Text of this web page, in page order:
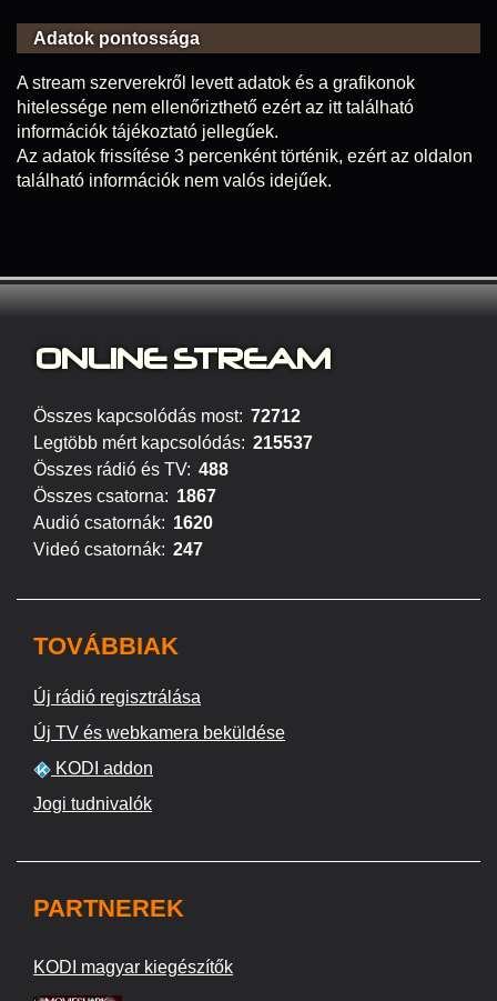
Adatok pontossága
A stream szerverekről levett adatok és a grafikonok
hitelessége nem ellenőrizthető ezért az itt található
információk tájékoztató jellegűek.
Az adatok frissítése 3 percenként történik, ezért az oldalon
található információk nem valós idejűek.
ONLINE STREAM
Összes kapcsolódás most: 72712
Legtöbb mért kapcsolódás: 215537
Összes rádió és TV: 488
Összes csatorna: 1867
Audió csatornák: 1620
Videó csatornák: 247
TOVÁBBIAK
Új rádió regisztrálása
Új TV és webkamera beküldése
KODI addon
Jogi tudnivalók
PARTNEREK
KODI magyar kiegészítők